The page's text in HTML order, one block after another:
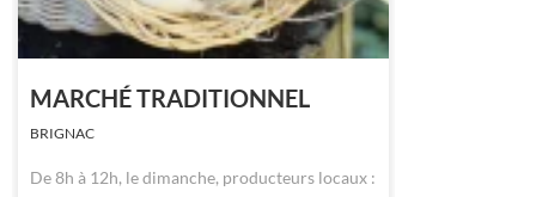
MARCHÉ TRADITIONNEL
BRIGNAC
De 8h à 12h, le dimanche, producteurs locaux :